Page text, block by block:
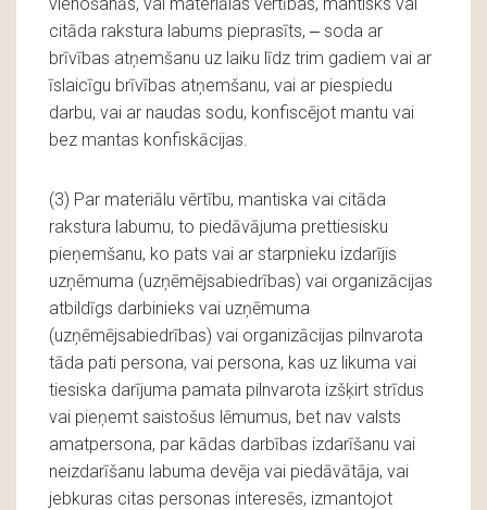
citāda rakstura labums pieprasīts, ‒ soda ar
brīvības atņemšanu uz laiku līdz trim gadiem vai ar
īslaicīgu brīvības atņemšanu, vai ar piespiedu
darbu, vai ar naudas sodu, konfiscējot mantu vai
bez mantas konfiskācijas.
(3) Par materiālu vērtību, mantiska vai citāda
rakstura labumu, to piedāvājuma prettiesisku
pieņemšanu, ko pats vai ar starpnieku izdarījis
uzņēmuma (uzņēmējsabiedrības) vai organizācijas
atbildīgs darbinieks vai uzņēmuma
(uzņēmējsabiedrības) vai organizācijas pilnvarota
tāda pati persona, vai persona, kas uz likuma vai
tiesiska darījuma pamata pilnvarota izšķirt strīdus
vai pieņemt saistošus lēmumus, bet nav valsts
amatpersona, par kādas darbības izdarīšanu vai
neizdarīšanu labuma devēja vai piedāvātāja, vai
jebkuras citas personas interesēs, izmantojot